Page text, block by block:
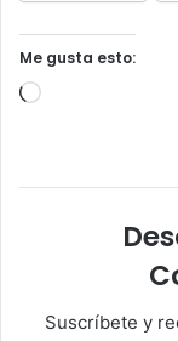
Me gusta esto:
Cargando...
Suscríbete y